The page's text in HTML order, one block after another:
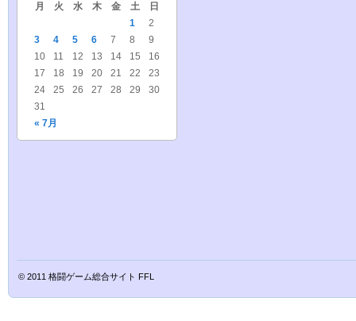
月
火 水 木 金 土 日
« 7月
1
2
3
4 5 6 7 8
9
10
11 12 13 14 15
16
17
18 19 20 21 22
23
24
25 26 27 28 29
30
31
© 2011 格闘ゲーム総合サイト FFL